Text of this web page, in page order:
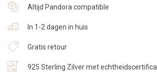
Sterling
aantal
Altijd Pandora compatible
In 1-2 dagen in huis
Gratis retour
925 Sterling Zilver met